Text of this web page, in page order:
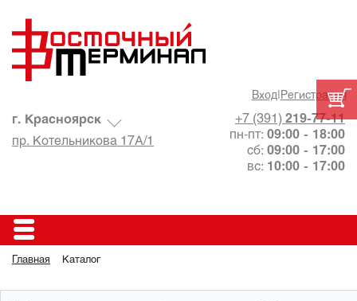
Вход| Регистрация
+7 (391) 219-77-11
пн-пт: 09:00 - 18:00
сб: 09:00 - 17:00
вс: 10:00 - 17:00
г. Красноярск
пр. Котельникова 17А/1
Главная Каталог